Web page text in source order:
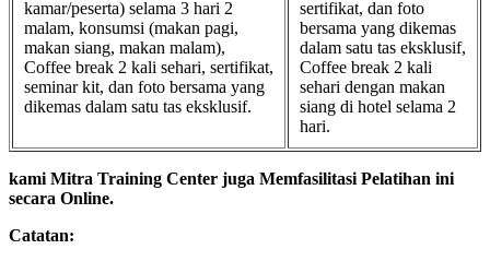
kamar/peserta) selama 3 hari 2
malam, konsumsi (makan pagi,
makan siang, makan malam),
Coffee break 2 kali sehari, sertifikat,
seminar kit, dan foto bersama yang
dikemas dalam satu tas eksklusif.
sertifikat, dan foto
bersama yang dikemas
dalam satu tas eksklusif,
Coffee break 2 kali
sehari dengan makan
siang di hotel selama 2
hari.
kami Mitra Training Center juga Memfasilitasi Pelatihan ini
secara Online.
Catatan: